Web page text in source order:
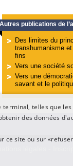
Autres publications de
Des limites du
transhumanisme
fins
Vers une société
Vers une
savant et le
telles que
des données
site ou sur